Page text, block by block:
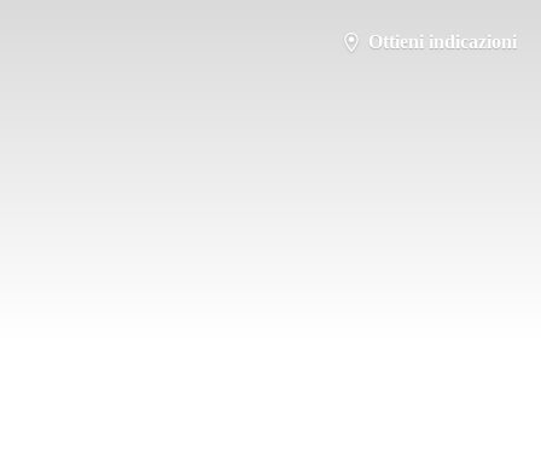
Ottieni indicazioni